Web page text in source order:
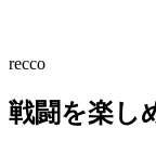
recco
戦闘を楽し